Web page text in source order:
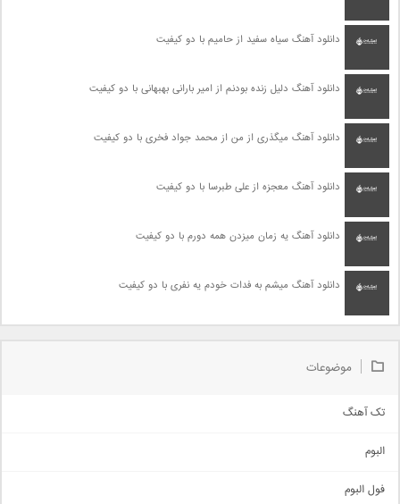
دانلود آهنگ سیاه سفید از حامیم با دو کیفیت
دانلود آهنگ دلیل زنده بودنم از امیر بارانی بهبهانی با دو کیفیت
دانلود آهنگ میگذری از من از محمد جواد فخری با دو کیفیت
دانلود آهنگ معجزه از علی طبرسا با دو کیفیت
دانلود آهنگ یه زمان میزدن همه دورم با دو کیفیت
دانلود آهنگ میشم به فدات خودم یه نفری با دو کیفیت
موضوعات
تک آهنگ
اجتماعی
البوم
فول البوم